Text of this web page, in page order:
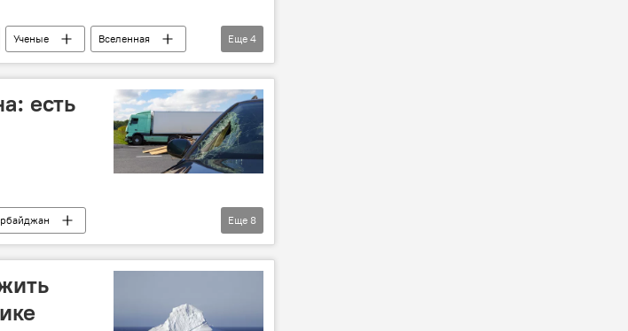
Ученые
Вселенная
массовая гибель
Еще 4
есть
Грузовик
Еще 8